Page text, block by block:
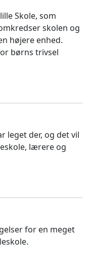
Skole, som
skolen og
højere enhed.
børns trivsel
leget der, og det vil
lærere og
for en meget